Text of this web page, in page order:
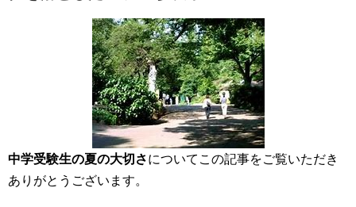
中学受験生の夏の大切さについてこの記事をご覧いただき
ありがとうございます。